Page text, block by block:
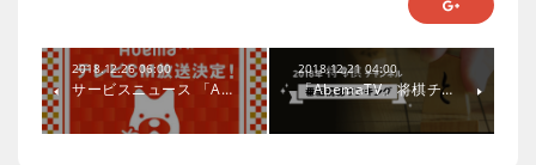
2018.12.26 06:00
サービスニュース 「A…
2018.12.21 04:00
「AbemaTV」将棋チ…